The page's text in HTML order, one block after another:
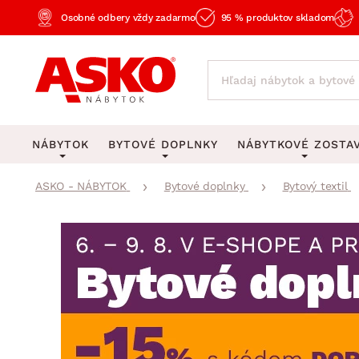
Osobné odbery vždy zadarmo 95 % produktov skladom
NÁBYTOK
Obývacia izba
Spálňa
Pracovňa a kancelária
BYTOVÉ DOPLNKY
KOBERCE
Veľké a stredné koberce
Behúne a malé koberce
Detské koberce
Kúpeľňové predložky
OSVETLENIE
Stolové lampy a
Stropné osvetlenie
Lustre a závesné
Stojacie lampy
NÁBYTKOVÉ
Obývacie
Spálňové
Kancelárske
Kuchynské
Detské
ASKO - NÁBYTOK Bytové doplnky Bytový textil